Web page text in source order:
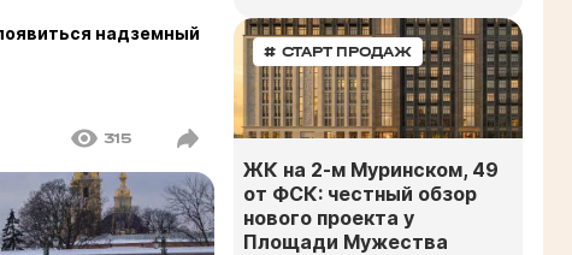
надземный
315
# СТАРТ ПРОДАЖ
ЖК на 2-м Муринском, 49
от ФСК: честный обзор
нового проекта у
Площади Мужества